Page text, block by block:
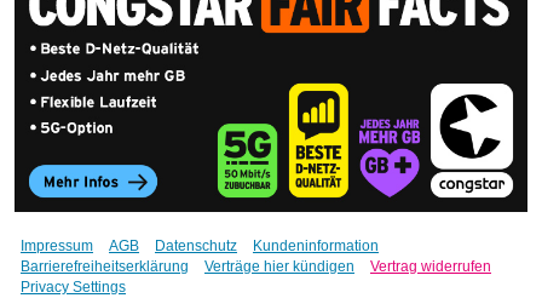
Impressum AGB Datenschutz
Kundeninformation
Barrierefreiheitserklärung
Verträge hier kündigen
Vertrag widerrufen
Privacy Settings